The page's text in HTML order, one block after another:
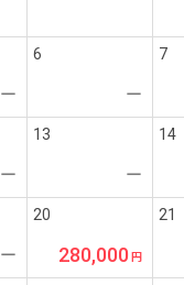
ー
6
ー
7
ー
13
ー
14
ー
20
280,000
21